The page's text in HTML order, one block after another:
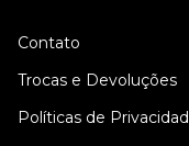
Contato
Trocas e Devoluções
Políticas de